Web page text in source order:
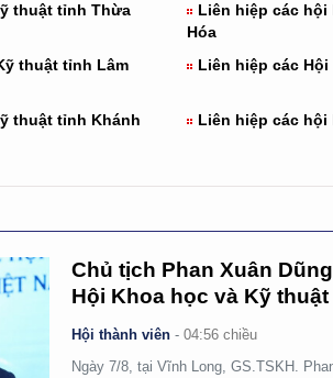
thuật tỉnh Thừa
Liên hiệp các
Hóa
thuật tỉnh Lâm
Liên hiệp các
thuật tỉnh Khánh
Liên hiệp các
Chủ tịch Phan Xuân
Hội Khoa học và Kỹ
Hội thành viên -04:56 chiều
Ngày 7/8, tại Vĩnh Long, GS.TSKH.